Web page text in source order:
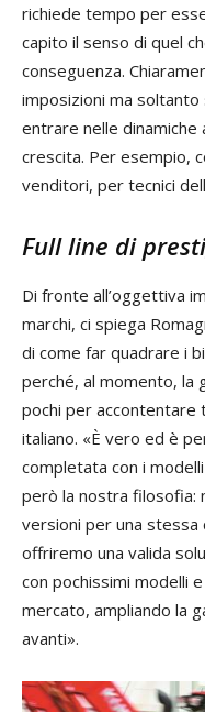
richiede tempo per
capito il senso di quel
conseguenza.
imposizioni ma
entrare nelle dinamiche
crescita. Per esempio,
venditori, per tecnici
Full line di
Di fronte all’oggettiva
marchi, ci spiega
di come far quadrare i
perché, al momento, la
pochi per
italiano. «È vero ed è
completata con i
però la nostra filosofia:
versioni per una stessa
offriremo una valida
con pochissimi modelli
mercato, ampliando la
avanti».